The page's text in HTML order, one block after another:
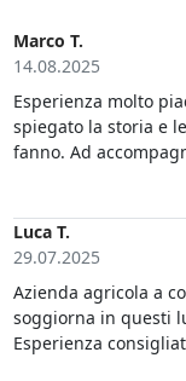
Marco T.
14.08.2025
Esperienza molto
spiegato la storia e
fanno. Ad
locali, con pane di
Luca T.
29.07.2025
Azienda agricola a
soggiorna in questi
Esperienza
ottima qualità,